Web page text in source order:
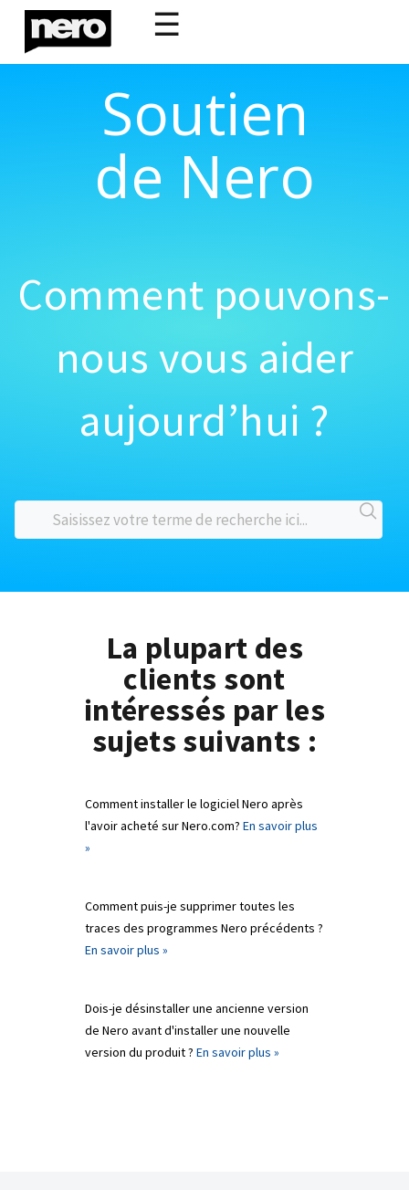
☰
Soutien
de Nero
Comment pouvons-
nous vous aider
aujourd’hui ?
La plupart des
clients sont
intéressés par les
sujets suivants :
Comment installer le logiciel Nero après
l'avoir acheté sur Nero.com? En savoir plus
»
Comment puis-je supprimer toutes les
traces des programmes Nero précédents ?
En savoir plus »
Dois-je désinstaller une ancienne version
de Nero avant d'installer une nouvelle
version du produit ? En savoir plus »